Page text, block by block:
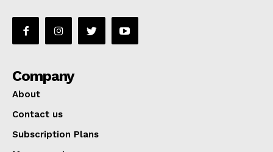
Company
About
Contact us
Subscription Plans